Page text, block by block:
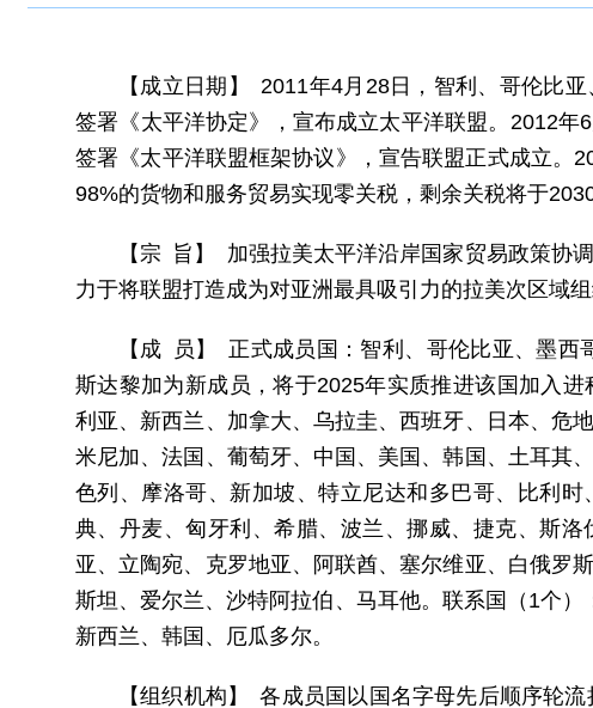
【成立日期】 2011年4月28日，智利、哥伦比
签署《太平洋协定》，宣布成立太平洋联盟。2012年
签署《太平洋联盟框架协议》，宣告联盟正式成立。
98%的货物和服务贸易实现零关税，剩余关税将于2030
【宗 旨】 加强拉美太平洋沿岸国家贸易政策协
力于将联盟打造成为对亚洲最具吸引力的拉美次区域
【成 员】 正式成员国：智利、哥伦比亚、墨
斯达黎加为新成员，将于2025年实质推进该国加入
利亚、新西兰、加拿大、乌拉圭、西班牙、日本、危
米尼加、法国、葡萄牙、中国、美国、韩国、土耳其
色列、摩洛哥、新加坡、特立尼达和多巴哥、比利
典、丹麦、匈牙利、希腊、波兰、挪威、捷克、斯
亚、立陶宛、克罗地亚、阿联酋、塞尔维亚、白俄罗
斯坦、爱尔兰、沙特阿拉伯、马耳他。联系国（1个
新西兰、韩国、厄瓜多尔。
【组织机构】 各成员国以国名字母先后顺序轮